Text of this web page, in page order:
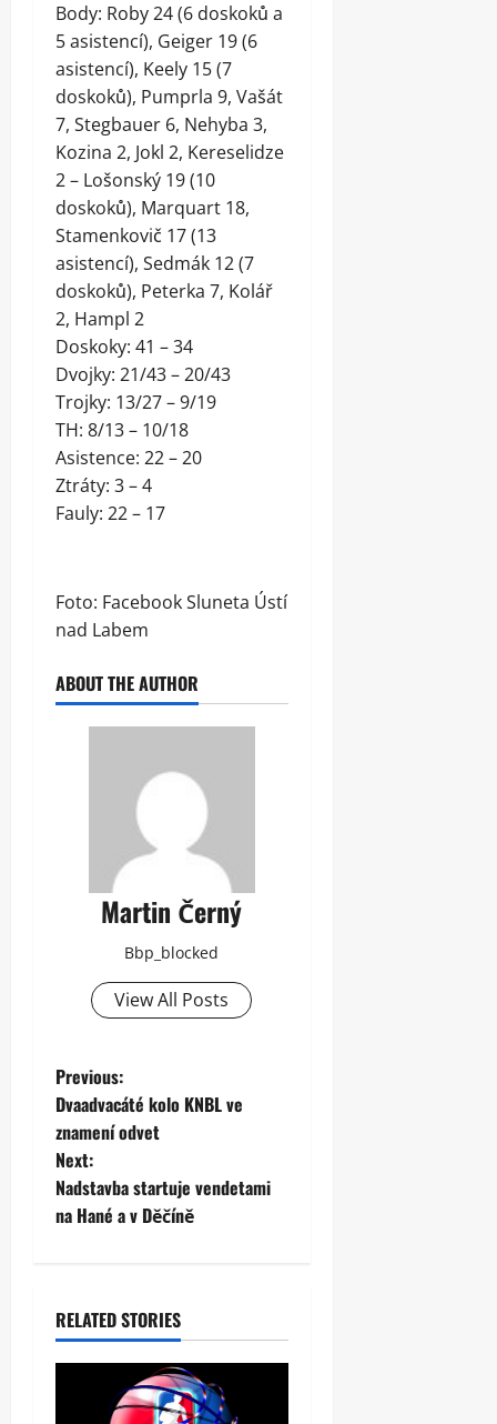
Body: Roby 24 (6 doskoků a
5 asistencí), Geiger 19 (6
asistencí), Keely 15 (7
doskoků), Pumprla 9, Vašát
7, Stegbauer 6, Nehyba 3,
Kozina 2, Jokl 2, Kereselidze
2 – Lošonský 19 (10
doskoků), Marquart 18,
Stamenkovič 17 (13
asistencí), Sedmák 12 (7
doskoků), Peterka 7, Kolář
2, Hampl 2
Doskoky: 41 – 34
Dvojky: 21/43 – 20/43
Trojky: 13/27 – 9/19
TH: 8/13 – 10/18
Asistence: 22 – 20
Ztráty: 3 – 4
Fauly: 22 – 17
Foto: Facebook Sluneta Ústí
nad Labem
ABOUT THE AUTHOR
Martin Černý
Bbp_blocked
View All Posts
P
o
s
t
a
v
Previous:
Dvaadvacáté kolo KNBL ve
znamení odvet
Next:
Nadstavba startuje vendetami
na Hané a v Děčíně
RELATED STORIES